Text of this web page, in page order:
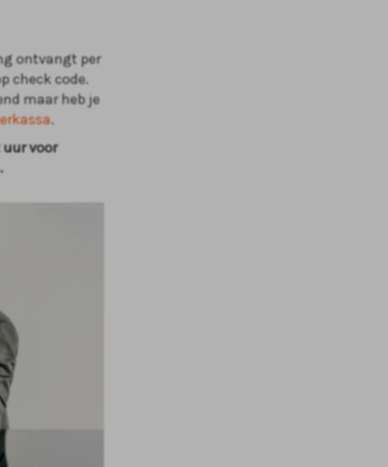
ontvangt per
check code.
maar heb je
.
uur voor